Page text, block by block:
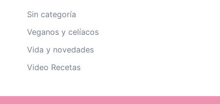
Sin categoría
Veganos y celíacos
Vida y novedades
Video Recetas